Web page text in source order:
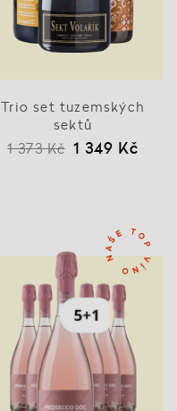
Trio set tuzemských
sektů
1 373 Kč 1 349 Kč